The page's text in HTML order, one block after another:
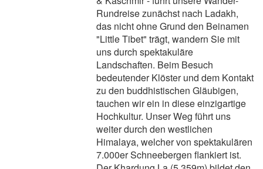
Rundreise zunächst nach Ladakh,
das nicht ohne Grund den Beinamen
"Little Tibet" trägt, wandern Sie mit
uns durch spektakuläre
Landschaften. Beim Besuch
bedeutender Klöster und dem Kontakt
zu den buddhistischen Gläubigen,
tauchen wir ein in diese einzigartige
Hochkultur. Unser Weg führt uns
weiter durch den westlichen
Himalaya, welcher von spektakulären
7.000er Schneebergen flankiert ist.